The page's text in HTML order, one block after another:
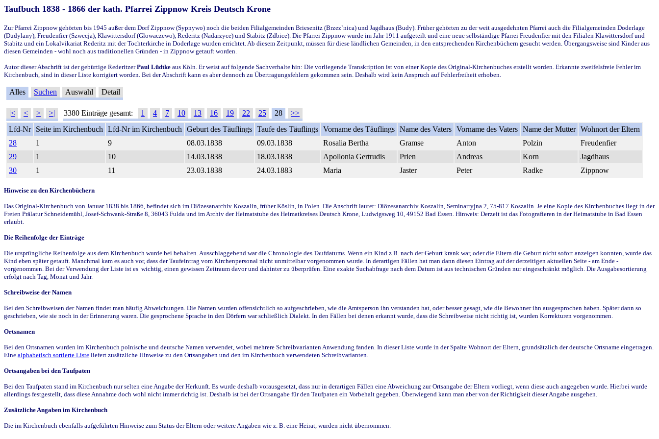
Taufbuch 1838 - 1866 der kath. Pfarrei Zippnow Kreis Deutsch Krone
Zur Pfarrei Zippnow gehörten bis 1945 außer dem Dorf Zippnow (Sypnywo) noch die beiden Filialgemeinden Briesenitz (Brzez`nica) und Jagdhaus (Budy). Früher gehörten zu der weit ausgedehnten Pfarrei auch die Filialgemeinden Doderlage
(Dudylany), Freudenfier (Szwecja), Klawittersdorf (Glowaczewo), Rederitz (Nadarzyce) und Stabitz (Zdbice). Die Pfarrei Zippnow wurde im Jahr 1911 aufgeteilt und eine neue selbständige Pfarrei Freudenfier mit den Filialen Klawittersdorf und
Stabitz und ein Lokalvikariat Rederitz mit der Tochterkirche in Doderlage wurden errichtet. Ab diesem Zeitpunkt, müssen für diese ländlichen Gemeinden, in den entsprechenden Kirchenbüchern gesucht werden. Übergangsweise sind Kinder aus
diesen Gemeinden - wohl noch aus traditionellen Gründen - in Zippnow getauft worden.
Autor dieser Abschrift ist der gebürtige RederitzerPaul Lüdtke aus Köln. Er weist auf folgende Sachverhalte hin: Die vorliegende Transkription ist von einer Kopie des Original-Kirchenbuches erstellt worden. Erkannte zweifelsfreie Fehler im
Kirchenbuch, sind in dieser Liste korrigiert worden. Bei der Abschrift kann es aber dennoch zu Übertragungsfehlern gekommen sein. Deshalb wird kein Anspruch auf Fehlerfreiheit erhoben.
Alles Suchen Auswahl Detail
|< < > >| 3380 Einträge gesamt: 1 4 7 10 13 16 19 22 25 28
>>
Lfd-Nr
Seite im Kirchenbuch Lfd-Nr im Kirchenbuch Geburt des Täuflings Taufe des Täuflings Vorname des Täuflings Name des Vaters Vorname des Vaters Name der Mutter Wohnort der Eltern
28
1 9 08.03.1838 09.03.1838 Rosalia Bertha Gramse Anton Polzin
Freudenfier
29
1 10 14.03.1838 18.03.1838 Apollonia Gertrudis Prien Andreas Korn
Jagdhaus
30
1 11 23.03.1838 24.03.1883 Maria Jaster Peter Radke Zippnow
Hinweise zu den Kirchenbüchern
Das Original-Kirchenbuch von Januar 1838 bis 1866, befindet sich im Diözesanarchiv Koszalin, früher Köslin, in Polen. Die Anschrift lautet: Diözesanarchiv Koszalin, Seminarryjna 2, 75-817 Koszalin. Je eine Kopie des Kirchenbuches liegt in der
Freien Prälatur Schneidemühl, Josef-Schwank-Straße 8, 36043 Fulda und im Archiv der Heimatstube des Heimatkreises Deutsch Krone, Ludwigsweg 10, 49152 Bad Essen. Hinweis: Derzeit ist das Fotografieren in der Heimatstube in Bad Essen
erlaubt.
Die Reihenfolge der Einträge
Die ursprüngliche Reihenfolge aus dem Kirchenbuch wurde bei behalten. Ausschlaggebend war die Chronologie des Taufdatums. Wenn ein Kind z.B. nach der Geburt krank war, oder die Eltern die Geburt nicht sofort anzeigen konnten, wurde das
Kind eben später getauft. Manchmal kam es auch vor, dass der Taufeintrag vom Kirchenpersonal nicht unmittelbar vorgenommen wurde. In derartigen Fällen hat man dann diesen Eintrag auf der derzeitigen aktuellen Seite - am Ende -
vorgenommen. Bei der Verwendung der Liste ist es wichtig, einen gewissen Zeitraum davor und dahinter zu überprüfen. Eine exakte Suchabfrage nach dem Datum ist aus technischen Gründen nur eingeschränkt möglich. Die Ausgabesortierung
erfolgt nach Tag, Monat und Jahr.
Schreibweise der Namen
Bei den Schreibweisen der Namen findet man häufig Abweichungen. Die Namen wurden offensichtlich so aufgeschrieben, wie die Amtsperson ihn verstanden hat, oder besser gesagt, wie die Bewohner ihn ausgesprochen haben. Später dann so
geschrieben, wie sie noch in der Erinnerung waren. Die gesprochene Sprache in den Dörfern war schließlich Dialekt. In den Fällen bei denen erkannt wurde, dass die Schreibweise nicht richtig ist, wurden Korrekturen vorgenommen.
Ortsnamen
Bei den Ortsnamen wurden im Kirchenbuch polnische und deutsche Namen verwendet, wobei mehrere Schreibvarianten Anwendung fanden. In dieser Liste wurde in der Spalte Wohnort der Eltern, grundsätzlich der deutsche Ortsname eingetragen.
Eine alphabetisch sortierte Liste liefert zusätzliche Hinweise zu den Ortsangaben und den im Kirchenbuch verwendeten Schreibvarianten.
Ortsangaben bei den Taufpaten
Bei den Taufpaten stand im Kirchenbuch nur selten eine Angabe der Herkunft. Es wurde deshalb vorausgesetzt, dass nur in derartigen Fällen eine Abweichung zur Ortsangabe der Eltern vorliegt, wenn diese auch angegeben wurde. Hierbei wurde
allerdings festgestellt, dass diese Annahme doch wohl nicht immer richtig ist. Deshalb ist bei der Ortsangabe für den Taufpaten ein Vorbehalt gegeben. Überwiegend kann man aber von der Richtigkeit dieser Angabe ausgehen.
Zusätzliche Angaben im Kirchenbuch
Die im Kirchenbuch ebenfalls aufgeführten Hinweise zum Status der Eltern oder weitere Angaben wie z. B. eine Heirat, wurden nicht übernommen.